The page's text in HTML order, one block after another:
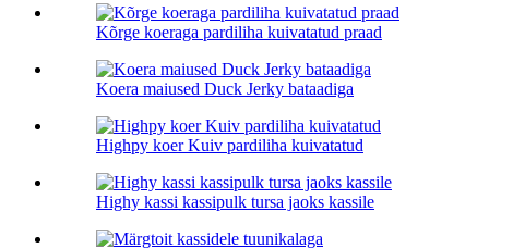
Kõrge koeraga pardiliha kuivatatud praad
Koera maiused Duck Jerky bataadiga
Highpy koer Kuiv pardiliha kuivatatud
Highy kassi kassipulk tursa jaoks kassile